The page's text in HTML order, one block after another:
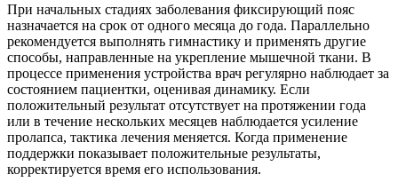
При начальных стадиях заболевания фиксирующий пояс
назначается на срок от одного месяца до года. Параллельно
рекомендуется выполнять гимнастику и применять другие
способы, направленные на укрепление мышечной ткани. В
процессе применения устройства врач регулярно наблюдает за
состоянием пациентки, оценивая динамику. Если
положительный результат отсутствует на протяжении года
или в течение нескольких месяцев наблюдается усиление
пролапса, тактика лечения меняется. Когда применение
поддержки показывает положительные результаты,
корректируется время его использования.